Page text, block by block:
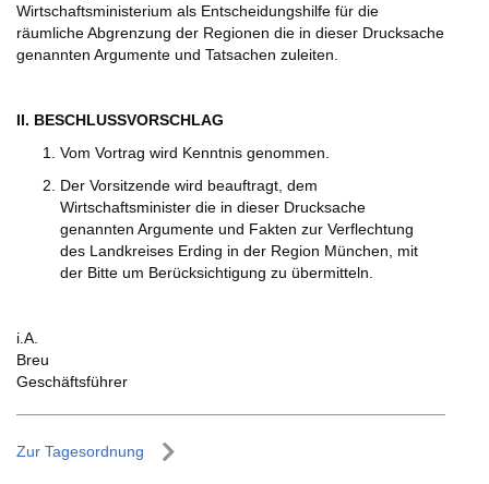
Wirtschaftsministerium als Entscheidungshilfe für die
räumliche Abgrenzung der Regionen die in dieser Drucksache
genannten Argumente und Tatsachen zuleiten.
II. BESCHLUSSVORSCHLAG
Vom Vortrag wird Kenntnis genommen.
Der Vorsitzende wird beauftragt, dem
Wirtschaftsminister die in dieser Drucksache
genannten Argumente und Fakten zur Verflechtung
des Landkreises Erding in der Region München, mit
der Bitte um Berücksichtigung zu übermitteln.
i.A.
Breu
Geschäftsführer
Zur Tagesordnung